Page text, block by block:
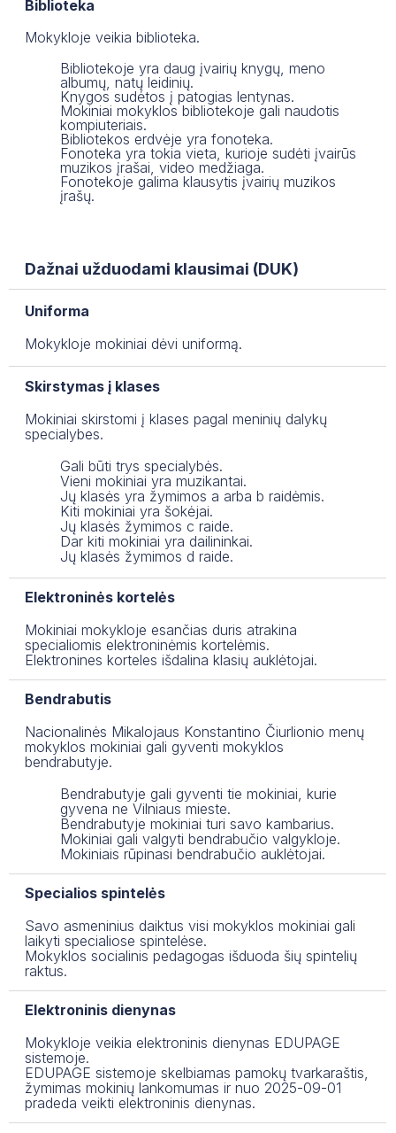
Biblioteka
Mokykloje veikia biblioteka.
Bibliotekoje yra daug įvairių knygų, meno
albumų, natų leidinių.
Knygos sudėtos į patogias lentynas.
Mokiniai mokyklos bibliotekoje gali naudotis
kompiuteriais.
Bibliotekos erdvėje yra fonoteka.
Fonoteka yra tokia vieta, kurioje sudėti įvairūs
muzikos įrašai, video medžiaga.
Fonotekoje galima klausytis įvairių muzikos
įrašų.
Dažnai užduodami klausimai (DUK)
Uniforma
Mokykloje mokiniai dėvi uniformą.
Skirstymas į klases
Mokiniai skirstomi į klases pagal meninių dalykų
specialybes.
Gali būti trys specialybės.
Vieni mokiniai yra muzikantai.
Jų klasės yra žymimos a arba b raidėmis.
Kiti mokiniai yra šokėjai.
Jų klasės žymimos c raide.
Dar kiti mokiniai yra dailininkai.
Jų klasės žymimos d raide.
Elektroninės kortelės
Mokiniai mokykloje esančias duris atrakina
specialiomis elektroninėmis kortelėmis.
Elektronines korteles išdalina klasių auklėtojai.
Bendrabutis
Nacionalinės Mikalojaus Konstantino Čiurlionio menų
mokyklos mokiniai gali gyventi mokyklos
bendrabutyje.
Bendrabutyje gali gyventi tie mokiniai, kurie
gyvena ne Vilniaus mieste.
Bendrabutyje mokiniai turi savo kambarius.
Mokiniai gali valgyti bendrabučio valgykloje.
Mokiniais rūpinasi bendrabučio auklėtojai.
Specialios spintelės
Savo asmeninius daiktus visi mokyklos mokiniai gali
laikyti specialiose spintelėse.
Mokyklos socialinis pedagogas išduoda šių spintelių
raktus.
Elektroninis dienynas
Mokykloje veikia elektroninis dienynas EDUPAGE
sistemoje.
EDUPAGE sistemoje skelbiamas pamokų tvarkaraštis,
žymimas mokinių lankomumas ir nuo 2025-09-01
pradeda veikti elektroninis dienynas.